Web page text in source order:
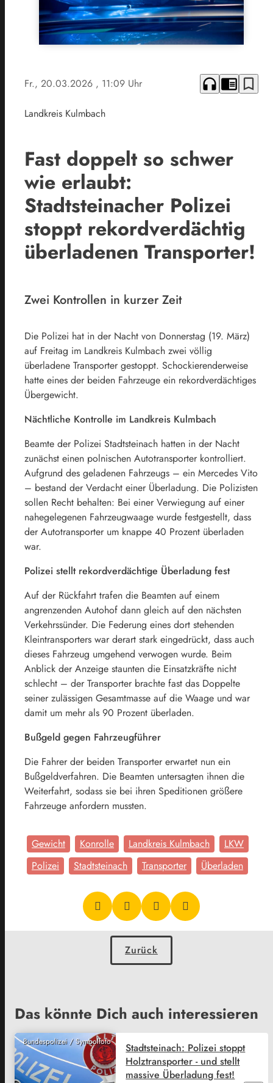
Fr., 20.03.2026 , 11:09 Uhr headphones chrome_reader_mode bookmark_border
Landkreis Kulmbach
Fast doppelt so schwer
wie erlaubt:
Stadtsteinacher Polizei
stoppt rekordverdächtig
überladenen Transporter!
Zwei Kontrollen in kurzer Zeit
Die Polizei hat in der Nacht von Donnerstag (19. März)
auf Freitag im Landkreis Kulmbach zwei völlig
überladene Transporter gestoppt. Schockierenderweise
hatte eines der beiden Fahrzeuge ein rekordverdächtiges
Übergewicht.
Nächtliche Kontrolle im Landkreis Kulmbach
Beamte der Polizei Stadtsteinach hatten in der Nacht
zunächst einen polnischen Autotransporter kontrolliert.
Aufgrund des geladenen Fahrzeugs – ein Mercedes Vito
– bestand der Verdacht einer Überladung. Die Polizisten
sollen Recht behalten: Bei einer Verwiegung auf einer
nahegelegenen Fahrzeugwaage wurde festgestellt, dass
der Autotransporter um knappe 40 Prozent überladen
war.
Polizei stellt rekordverdächtige Überladung fest
Auf der Rückfahrt trafen die Beamten auf einem
angrenzenden Autohof dann gleich auf den nächsten
Verkehrssünder. Die Federung eines dort stehenden
Kleintransporters war derart stark eingedrückt, dass auch
dieses Fahrzeug umgehend verwogen wurde. Beim
Anblick der Anzeige staunten die Einsatzkräfte nicht
schlecht – der Transporter brachte fast das Doppelte
seiner zulässigen Gesamtmasse auf die Waage und war
damit um mehr als 90 Prozent überladen.
Bußgeld gegen Fahrzeugführer
Die Fahrer der beiden Transporter erwartet nun ein
Bußgeldverfahren. Die Beamten untersagten ihnen die
Weiterfahrt, sodass sie bei ihren Speditionen größere
Fahrzeuge anfordern mussten.
Gewicht Konrolle Landkreis Kulmbach
LKW
Polizei
Stadtsteinach Transporter Überladen
Zurück
Das könnte Dich auch interessieren
Bundespolizei / Symbolfoto
Stadtsteinach: Polizei stoppt
Holztransporter - und stellt
massive Überladung fest!